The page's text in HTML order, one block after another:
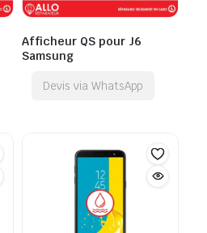
Afficheur QS pour J6
Samsung
Devis via WhatsApp